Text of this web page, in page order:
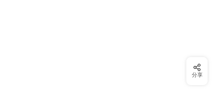
分享